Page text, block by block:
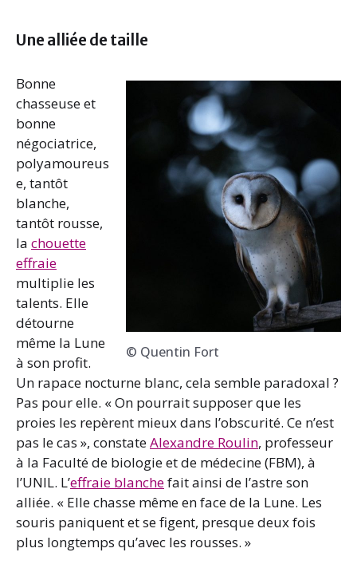
Une alliée de taille
© Quentin Fort
Bonne
chasseuse et
bonne
négociatrice,
polyamoureus
e, tantôt
blanche,
tantôt rousse,
la chouette
effraie
multiplie les
talents. Elle
détourne
même la Lune
à son profit.
Un rapace nocturne blanc, cela semble paradoxal ?
Pas pour elle. « On pourrait supposer que les
proies les repèrent mieux dans l’obscurité. Ce n’est
pas le cas », constateAlexandre Roulin, professeur
à la Faculté de biologie et de médecine (FBM), à
l’UNIL. L’effraie blanchefait ainsi de l’astre son
alliée. « Elle chasse même en face de la Lune. Les
souris paniquent et se figent, presque deux fois
plus longtemps qu’avec les rousses. »